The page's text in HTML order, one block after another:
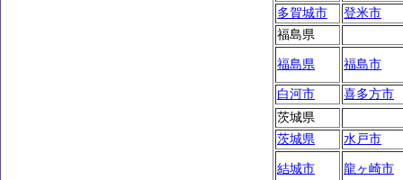
多賀城市
登米市
福島県
福島県 福島市
白河市
喜多方市
茨城県
茨城県
水戸市
結城市 龍ヶ崎市